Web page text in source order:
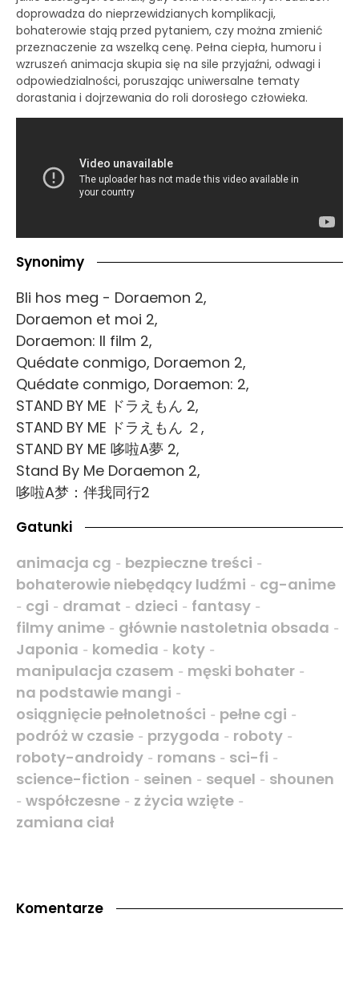
doprowadza do nieprzewidzianych komplikacji,
bohaterowie stają przed pytaniem, czy można zmienić
przeznaczenie za wszelką cenę. Pełna ciepła, humoru i
wzruszeń animacja skupia się na sile przyjaźni, odwagi i
odpowiedzialności, poruszając uniwersalne tematy
dorastania i dojrzewania do roli dorosłego człowieka.
Synonimy
Bli hos meg - Doraemon 2,
Doraemon et moi 2,
Doraemon: Il film 2,
Quédate conmigo, Doraemon 2,
Quédate conmigo, Doraemon: 2,
STAND BY ME ドラえもん 2,
STAND BY ME ドラえもん ２,
STAND BY ME 哆啦A夢 2,
Stand By Me Doraemon 2,
哆啦A梦：伴我同行2
Gatunki
animacja cg - bezpieczne treści -
bohaterowie niebędący ludźmi - cg-anime
- cgi - dramat - dzieci - fantasy -
filmy anime - głównie nastoletnia obsada -
Japonia - komedia - koty -
manipulacja czasem - męski bohater -
na podstawie mangi -
osiągnięcie pełnoletności - pełne cgi -
podróż w czasie - przygoda - roboty -
roboty-androidy - romans - sci-fi -
science-fiction - seinen - sequel - shounen
- współczesne - z życia wzięte -
zamiana ciał
Komentarze